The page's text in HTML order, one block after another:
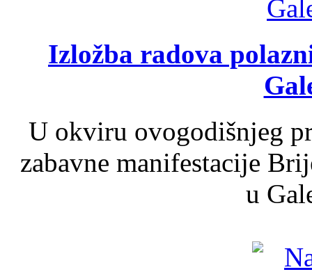
Izložba radova
U okviru ovogodišnjeg
zabavne manifestacije
u